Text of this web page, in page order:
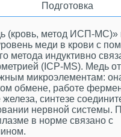
Подготовка
(кровь, метод ИСП-МС)»
меди в крови с
метода индуктивно
(ICP-MS). Медь
микроэлементам:
обмене, работе
синтезе
нервной системы.
в норме связано с